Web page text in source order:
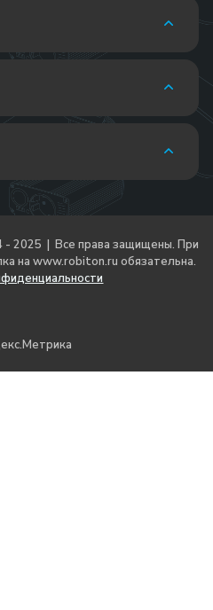
- 2025 | Все права защищены. При
на www.robiton.ru обязательна.